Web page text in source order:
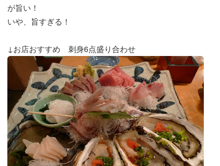
が旨い！
いや、旨すぎる！
↓お店おすすめ 刺身6点盛り合わせ